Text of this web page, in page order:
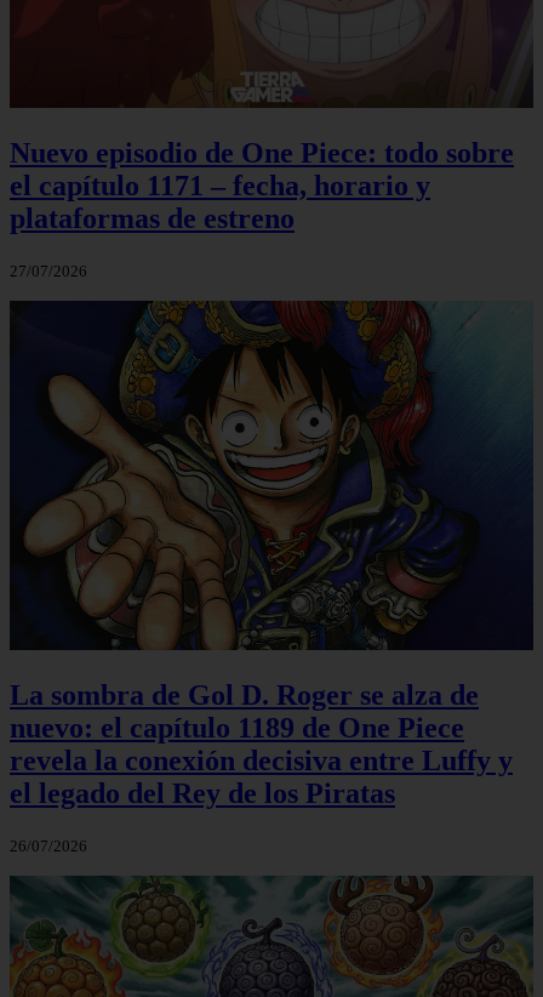
Nuevo episodio de One Piece: todo sobre
el capítulo 1171 – fecha, horario y
plataformas de estreno
27/07/2026
La sombra de Gol D. Roger se alza de
nuevo: el capítulo 1189 de One Piece
revela la conexión decisiva entre Luffy y
el legado del Rey de los Piratas
26/07/2026